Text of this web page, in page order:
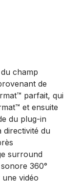
champ
de
parfait, qui
et ensuite
du plug-in
directivité du
surround
360°
vidéo